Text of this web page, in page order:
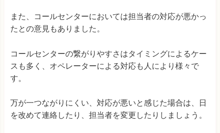
また、コールセンターにおいては担当者の対応が悪かっ
たとの意見もありました。
コールセンターの繋がりやすさはタイミングによるケー
スも多く、オペレーターによる対応も人により様々で
す。
万が一つながりにくい、対応が悪いと感じた場合は、日
を改めて連絡したり、担当者を変更したりしましょう。